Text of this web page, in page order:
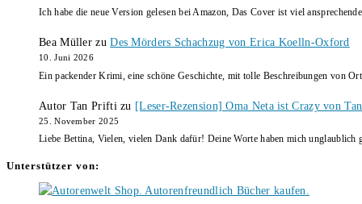
Ich habe die neue Version gelesen bei Amazon, Das Cover ist viel
Bea Müller zuDes Mörders Schachzug von Erica Koelln-Oxford
10. Juni 2026
Ein packender Krimi, eine schöne Geschichte, mit tolle Beschreibungen von
Autor Tan Prifti zu [Leser-Rezension] Oma Neta ist Crazy von
25. November 2025
Liebe Bettina, Vielen, vielen Dank dafür! Deine Worte haben mich unglaublich
Unterstützer von: